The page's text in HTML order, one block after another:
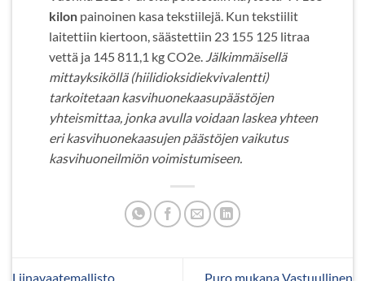
kilonpainoinen kasa tekstiilejä. Kun tekstiilit
laitettiin kiertoon, säästettiin 23 155 125 litraa
vettä ja 145 811,1 kg CO2e. Jälkimmäisellä
mittayksiköllä (hiilidioksidiekvivalentti)
tarkoitetaan kasvihuonekaasupäästöjen
yhteismittaa, jonka avulla voidaan laskea yhteen
eri kasvihuonekaasujen päästöjen vaikutus
kasvihuoneilmiön voimistumiseen.
Liinavaatemallisto
Puro mukana Vastuullinen